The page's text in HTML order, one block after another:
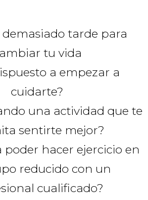
demasiado tarde para
tu vida
a empezar a
cuidarte?
una actividad que te
sentirte mejor?
poder hacer ejercicio en
reducido con un
cualificado?